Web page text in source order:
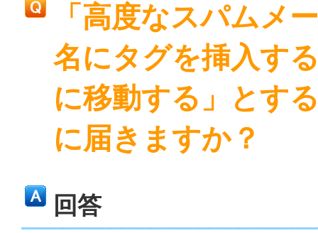
「高度なスパムメ
名にタグを挿入す
に移動する」とす
に届きますか？
回答